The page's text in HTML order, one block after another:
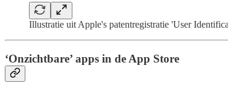
Illustratie uit Apple's patentregistratie 'User
‘Onzichtbare’ apps in de App Store